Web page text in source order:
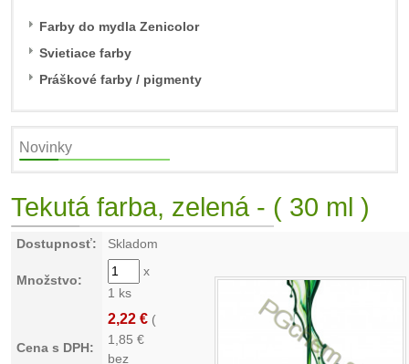
Farby do mydla Zenicolor
Svietiace farby
Práškové farby / pigmenty
Novinky
Tekutá farba, zelená - ( 30 ml )
Dostupnosť: Skladom
Množstvo:
x
1 ks
Cena s DPH:
2,22 € (
1,85 €
bez